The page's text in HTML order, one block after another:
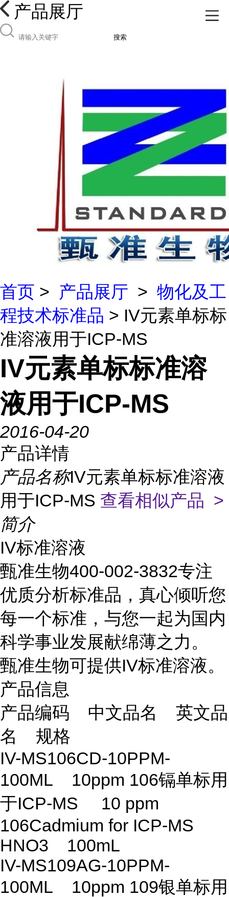
产品展厅
搜索
首页 > 产品展厅 > 物化及工
程技术标准品 > IV元素单标标
准溶液用于ICP-MS
IV元素单标标准溶
液用于ICP-MS
2016-04-20
产品详情
产品名称IV元素单标标准溶液
用于ICP-MS 查看相似产品 >
简介
IV标准溶液
甄准生物400-002-3832专注
优质分析标准品，真心倾听您
每一个标准，与您一起为国内
科学事业发展献绵薄之力。
甄准生物可提供IV标准溶液。
产品信息
产品编码 中文品名 英文品
名 规格
IV-MS106CD-10PPM-
100ML 10ppm 106镉单标用
于ICP-MS 10 ppm
106Cadmium for ICP-MS
HNO3 100mL
IV-MS109AG-10PPM-
100ML 10ppm 109银单标用